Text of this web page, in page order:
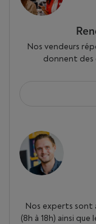
Nos vendeurs
donnent des
Nos experts sont
(8h à 18h) ainsi que